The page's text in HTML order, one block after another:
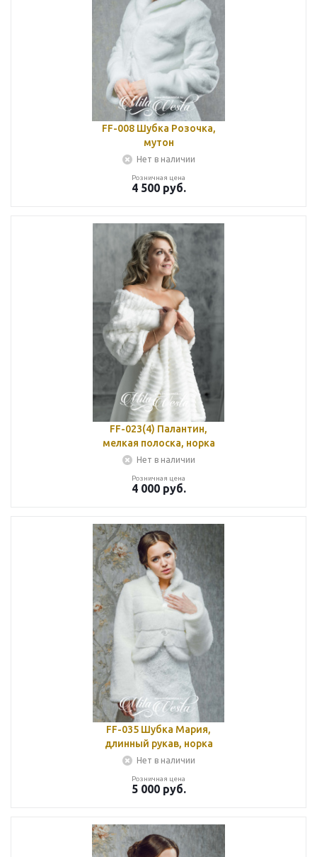
FF-008 Шубка Розочка,
мутон
Нет в наличии
Розничная цена
4 500руб.
FF-023(4) Палантин,
мелкая полоска, норка
Нет в наличии
Розничная цена
4 000руб.
FF-035 Шубка Мария,
длинный рукав, норка
Нет в наличии
Розничная цена
5 000руб.